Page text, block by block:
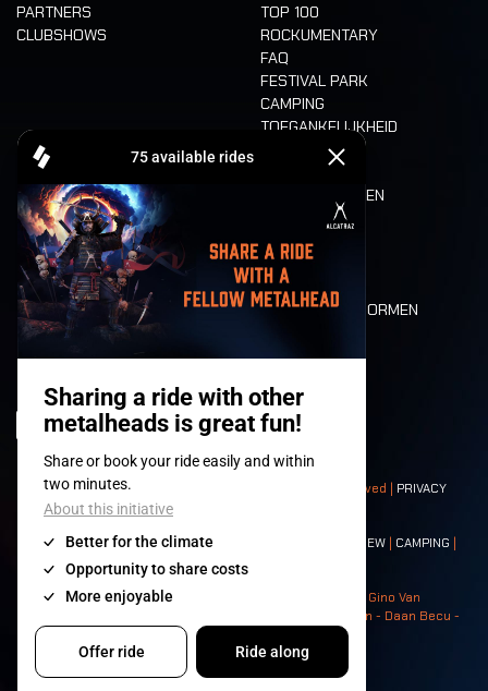
PARTNERS
CLUBSHOWS
TOP 100
ROCKUMENTARY
FAQ
FESTIVAL PARK
CAMPING
TOEGANKELIJKHEID
CASHLESS
ETEN EN DRINKEN
MOBILITEIT
LONE WOLVES
PLATTEGROND
DEATH RIDE
WAARDEN EN NORMEN
HISTORIEK
© 2008-2026- Apache Productions VZW – All rights reserved | PRIVACY
POLICY|ALGEMENE VOORWAARDEN
Contact:GENERAL| PARTNERSHIPS CREW | CAMPING |
NEIGHBOURS
Photos: Ann Kermans - Hans Van Hoof - Eliaz Bruggeman - Gino Van
Lancker - Tim Tronckoe - Elsie Roymans - Stijn Verbruggen - Daan Becu -
Claus Christa - Devid Camerlynck